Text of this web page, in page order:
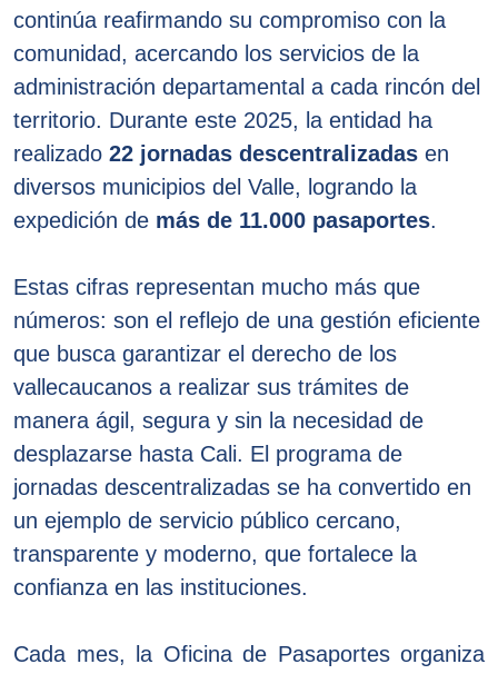
continúa reafirmando su compromiso con la
comunidad, acercando los servicios de la
administración departamental a cada rincón del
territorio. Durante este 2025, la entidad ha
realizado 22 jornadas descentralizadas en
diversos municipios del Valle, logrando la
expedición de más de 11.000 pasaportes.
Estas cifras representan mucho más que
números: son el reflejo de una gestión eficiente
que busca garantizar el derecho de los
vallecaucanos a realizar sus trámites de
manera ágil, segura y sin la necesidad de
desplazarse hasta Cali. El programa de
jornadas descentralizadas se ha convertido en
un ejemplo de servicio público cercano,
transparente y moderno, que fortalece la
confianza en las instituciones.
Cada mes, la Oficina de Pasaportes organiza